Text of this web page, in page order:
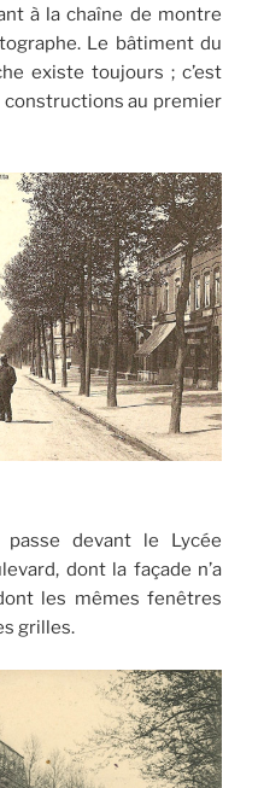
à la chaîne de montre
Le bâtiment du
existe toujours ; c’est
constructions au premier
devant le Lycée
dont la façade n’a
les mêmes fenêtres
grilles.